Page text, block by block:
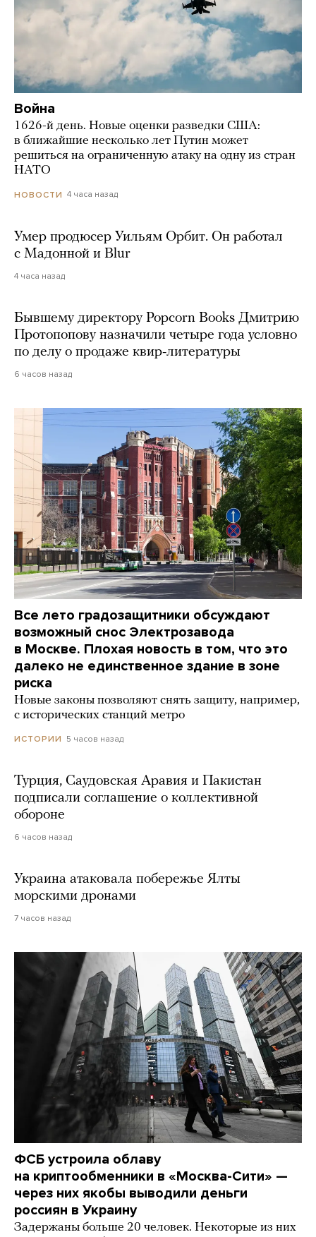
Война
1626-й день. Новые оценки разведки США:
в ближайшие несколько лет Путин может
решиться на ограниченную атаку на одну из стран
НАТО
НОВОСТИ 4 часа назад
Умер продюсер Уильям Орбит. Он работал
с Мадонной и Blur
4 часа назад
Бывшему директору Popcorn Books Дмитрию
Протопопову назначили четыре года условно
по делу о продаже квир-литературы
6 часов назад
Все лето градозащитники обсуждают
возможный снос Электрозавода
в Москве. Плохая новость в том, что это
далеко не единственное здание в зоне
риска
Новые законы позволяют снять защиту, например,
с исторических станций метро
ИСТОРИИ 5 часов назад
Турция, Саудовская Аравия и Пакистан
подписали соглашение о коллективной
обороне
6 часов назад
Украина атаковала побережье Ялты
морскими дронами
7 часов назад
ФСБ устроила облаву
на криптообменники в «Москва-Сити» —
через них якобы выводили деньги
россиян в Украину
Задержаны больше 20 человек. Некоторые из них